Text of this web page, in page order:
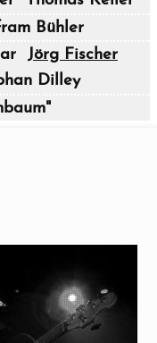
Bühler
Jörg Fischer
Dilley